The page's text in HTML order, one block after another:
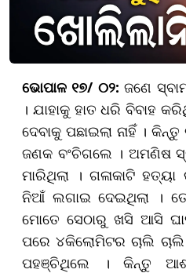
ଭୋପାଳ ୧୭/ ୦୨: ଜଣେ
। ଯାହାକୁ ହାତ ଧରି ବିବାହ
ଦେବାକୁ ପଛାଇଲା ନାହିଁ ।
ଜଣକ ବଂଚିଗଲେ । ଅମଣିଷ
ମାରିଥିଲା । ଗଳାକାଟି
ନିଆଁ ଲଗାଇ ଦେଇଥିଲା ।
ମୋତେ ସେଠାରୁ ଖସି ଆସି
ପରେ ୪କିଲୋମିଟର ଚାଲି
ପହଞ୍ଚିଥିଲେ । କିନ୍ତୁ